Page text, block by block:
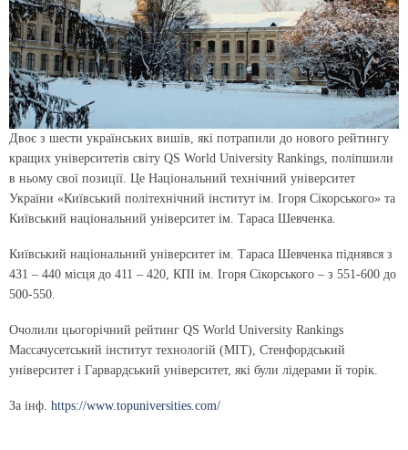
Двоє з шести українських вишів, які потрапили до нового рейтингу
кращих університетів світу QS World University Rankings, поліпшили
в ньому свої позиції. Це Національний технічний університет
України «Київський політехнічний інститут ім. Ігоря Сікорського» та
Київський національний університет ім. Тараса Шевченка.
Київський національний університет ім. Тараса Шевченка піднявся з
431 – 440 місця до 411 – 420, КПІ ім. Ігоря Сікорського – з 551-600 до
500-550.
Очолили цьогорічний рейтинг QS World University Rankings
Массачусетський інститут технологій (МІТ), Стенфордський
університет і Гарвардський університет, які були лідерами й торік.
За інф. https://www.topuniversities.com/